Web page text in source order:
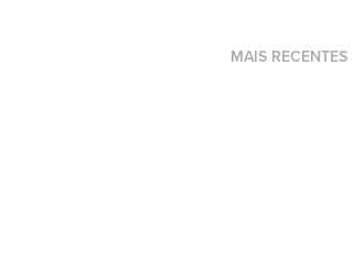
MAIS RECENTES